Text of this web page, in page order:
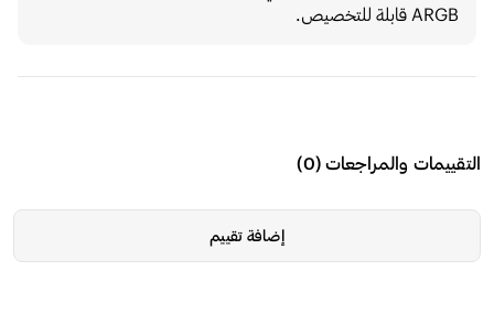
ARGB قابلة للتخصيص.
التقييمات والمراجعات(
0
)
إضافة تقييم